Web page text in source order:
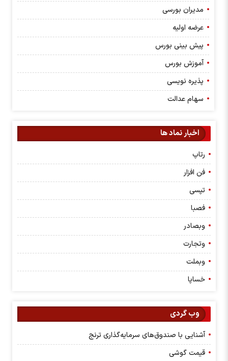
مدیران بورسی
عرضه اولیه
پیش بینی بورس
آموزش بورس
پذیره نویسی
سهام عدالت
اخبار نماد ها
رتاپ
فن افزار
تپسی
فصبا
وبصادر
وتجارت
وبملت
خساپا
وب گردی
آشنایی با صندوق‌های سرمایه‌گذاری ترنج
قیمت گوشی